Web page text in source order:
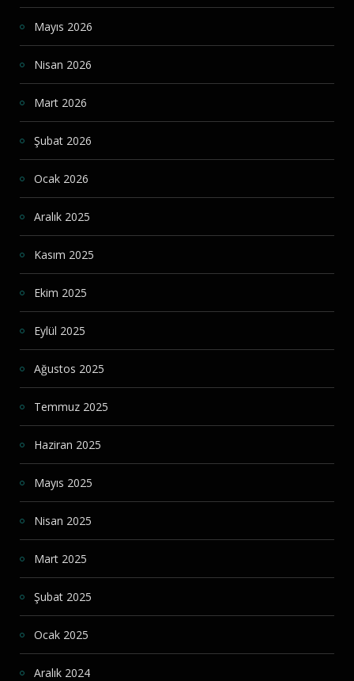
Mayıs 2026
Nisan 2026
Mart 2026
Şubat 2026
Ocak 2026
Aralık 2025
Kasım 2025
Ekim 2025
Eylül 2025
Ağustos 2025
Temmuz 2025
Haziran 2025
Mayıs 2025
Nisan 2025
Mart 2025
Şubat 2025
Ocak 2025
Aralık 2024